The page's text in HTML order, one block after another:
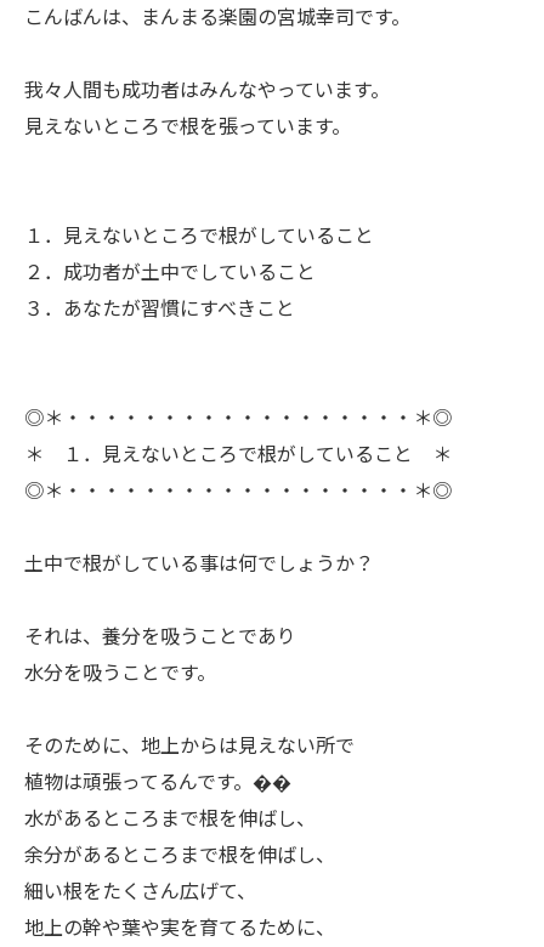
ㅤこんばんは、まんまる楽園の宮城幸司です。
ㅤ我々人間も成功者はみんなやっています。
見えないところで根を張っています。
１．見えないところで根がしていること
２．成功者が土中でしていること
３．あなたが習慣にすべきこと
◎＊・・・・・・・・・・・・・・・・・・＊◎
＊ １．見えないところで根がしていること ＊
◎＊・・・・・・・・・・・・・・・・・・＊◎
ㅤ土中で根がしている事は何でしょうか？
ㅤそれは、養分を吸うことであり
水分を吸うことです。
ㅤそのために、地上からは見えない所で
植物は頑張ってるんです。��
水があるところまで根を伸ばし、
余分があるところまで根を伸ばし、
細い根をたくさん広げて、
地上の幹や葉や実を育てるために、